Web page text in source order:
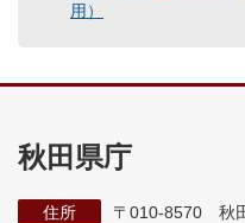
用）
秋田県庁
住所
〒010-8570 秋